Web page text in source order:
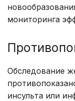
мониторинга
Обследование
инсульта или